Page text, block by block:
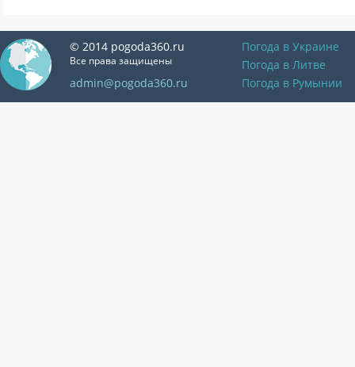
© 2014 pogoda360.ru
Все права защищены
admin@pogoda360.ru
Погода в Украине
Погода в Литве
Погода в Румынии